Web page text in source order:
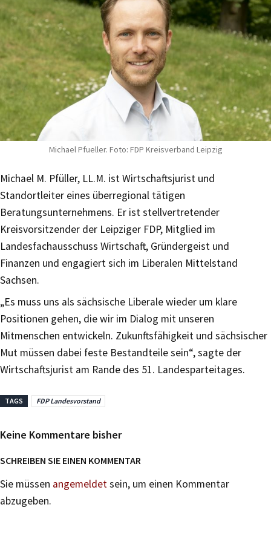
Michael Pfueller. Foto: FDP Kreisverband Leipzig
Michael M. Pfüller, LL.M. ist Wirtschaftsjurist und
Standortleiter eines überregional tätigen
Beratungsunternehmens. Er ist stellvertretender
Kreisvorsitzender der Leipziger FDP, Mitglied im
Landesfachausschuss Wirtschaft, Gründergeist und
Finanzen und engagiert sich im Liberalen Mittelstand
Sachsen.
„Es muss uns als sächsische Liberale wieder um klare
Positionen gehen, die wir im Dialog mit unseren
Mitmenschen entwickeln. Zukunftsfähigkeit und sächsischer
Mut müssen dabei feste Bestandteile sein“, sagte der
Wirtschaftsjurist am Rande des 51. Landesparteitages.
TAGS FDP Landesvorstand
Keine Kommentare bisher
SCHREIBEN SIE EINEN KOMMENTAR
Sie müssen angemeldetsein, um einen Kommentar
abzugeben.